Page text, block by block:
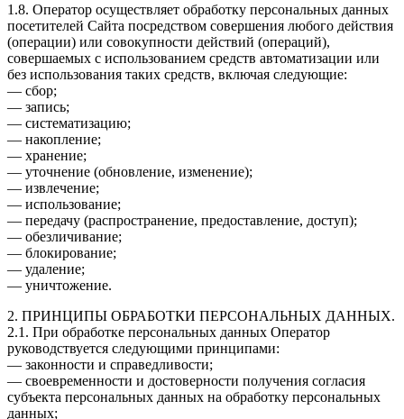
1.8. Оператор осуществляет обработку персональных данных
посетителей Сайта посредством совершения любого действия
(операции) или совокупности действий (операций),
совершаемых с использованием средств автоматизации или
без использования таких средств, включая следующие:
— сбор;
— запись;
— систематизацию;
— накопление;
— хранение;
— уточнение (обновление, изменение);
— извлечение;
— использование;
— передачу (распространение, предоставление, доступ);
— обезличивание;
— блокирование;
— удаление;
— уничтожение.
2. ПРИНЦИПЫ ОБРАБОТКИ ПЕРСОНАЛЬНЫХ ДАННЫХ.
2.1. При обработке персональных данных Оператор
руководствуется следующими принципами:
— законности и справедливости;
— своевременности и достоверности получения согласия
субъекта персональных данных на обработку персональных
данных;